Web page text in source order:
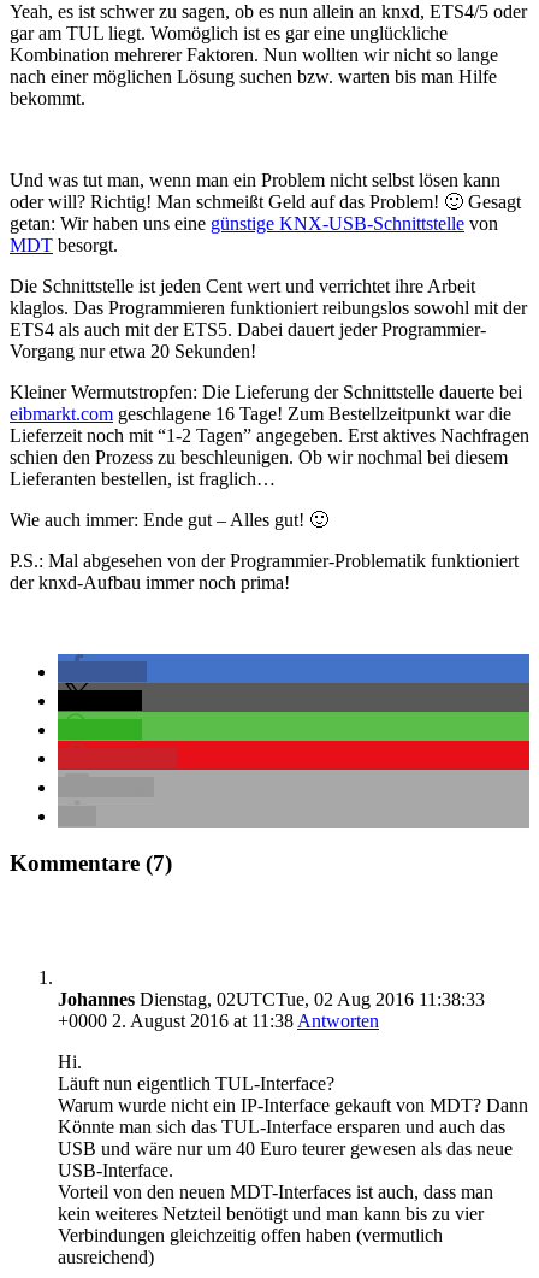
Yeah, es ist schwer zu sagen, ob es nun allein an knxd, ETS4/5 oder
gar am TUL liegt. Womöglich ist es gar eine unglückliche
Kombination mehrerer Faktoren. Nun wollten wir nicht so lange
nach einer möglichen Lösung suchen bzw. warten bis man Hilfe
bekommt.
Und was tut man, wenn man ein Problem nicht selbst lösen kann
oder will? Richtig! Man schmeißt Geld auf das Problem! 🙂 Gesagt
getan: Wir haben uns eine günstige KNX-USB-Schnittstelle von
MDT besorgt.
Die Schnittstelle ist jeden Cent wert und verrichtet ihre Arbeit
klaglos. Das Programmieren funktioniert reibungslos sowohl mit der
ETS4 als auch mit der ETS5. Dabei dauert jeder Programmier-
Vorgang nur etwa 20 Sekunden!
Kleiner Wermutstropfen: Die Lieferung der Schnittstelle dauerte bei
eibmarkt.com geschlagene 16 Tage! Zum Bestellzeitpunkt war die
Lieferzeit noch mit “1-2 Tagen” angegeben. Erst aktives Nachfragen
schien den Prozess zu beschleunigen. Ob wir nochmal bei diesem
Lieferanten bestellen, ist fraglich…
Wie auch immer: Ende gut – Alles gut! 🙂
P.S.: Mal abgesehen von der Programmier-Problematik funktioniert
der knxd-Aufbau immer noch prima!
Kommentare (7)
Johannes Dienstag, 02UTCTue, 02 Aug 2016 11:38:33
+0000 2. August 2016 at 11:38 Antworten
Hi.
Läuft nun eigentlich TUL-Interface?
Warum wurde nicht ein IP-Interface gekauft von MDT? Dann
Könnte man sich das TUL-Interface ersparen und auch das
USB und wäre nur um 40 Euro teurer gewesen als das neue
USB-Interface.
Vorteil von den neuen MDT-Interfaces ist auch, dass man
kein weiteres Netzteil benötigt und man kann bis zu vier
Verbindungen gleichzeitig offen haben (vermutlich
ausreichend)